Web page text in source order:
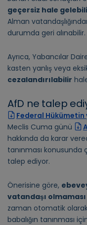
geçersiz hale
Alman
durumda geri alınabilir.
Ayrıca, Yabancılar
kasten yanlış veya
cezalandırılabilir
AfD ne talep
Federal Hükümetin
Meclis Cuma günü
hakkında da karar
tanınması konusunda
talep ediyor.
Önerisine göre,
vatandaşı olmaması
zaman otomatik
babalığın tanınması